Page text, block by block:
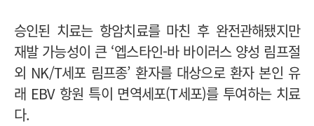
승인된 치료는 항암치료를 마친 후 완전관해됐지만
재발 가능성이 큰 ‘엡스타인-바 바이러스 양성 림프절
외 NK/T세포 림프종’ 환자를 대상으로 환자 본인 유
래 EBV 항원 특이 면역세포(T세포)를 투여하는 치료
다.